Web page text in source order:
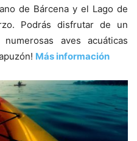
de Bárcena y el Lago de
Podrás disfrutar de un
aves acuáticas
Más información